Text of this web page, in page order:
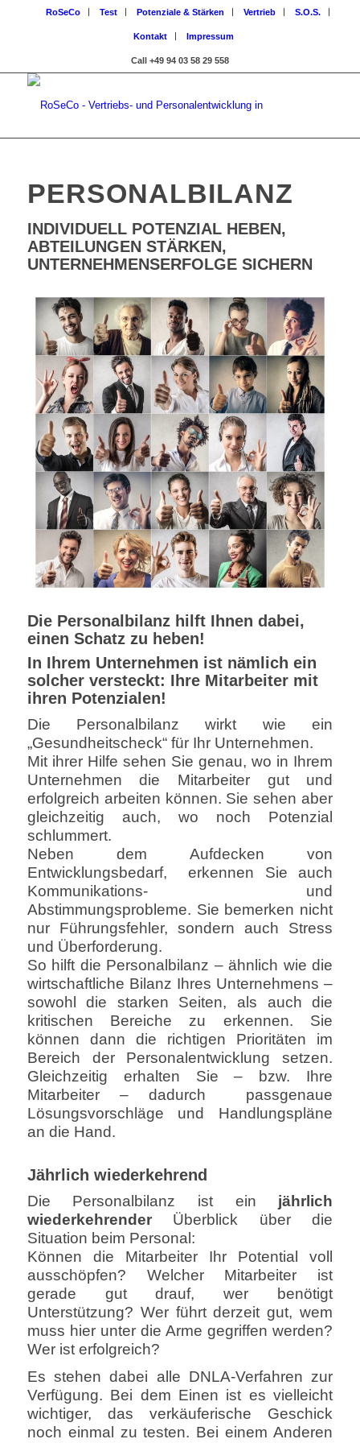
RoSeCo Test Potenziale & Stärken Vertrieb S.O.S.
Kontakt Impressum
Call +49 94 03 58 29 558
PERSONALBILANZ
INDIVIDUELL POTENZIAL HEBEN,
ABTEILUNGEN STÄRKEN,
UNTERNEHMENSERFOLGE SICHERN
Die Personalbilanz hilft Ihnen dabei,
einen Schatz zu heben!
In Ihrem Unternehmen ist nämlich ein
solcher versteckt: Ihre Mitarbeiter mit
ihren Potenzialen!
Die Personalbilanz wirkt wie ein
„Gesundheitscheck“ für Ihr Unternehmen.
Mit ihrer Hilfe sehen Sie genau, wo in Ihrem
Unternehmen die Mitarbeiter gut und
erfolgreich arbeiten können. Sie sehen aber
gleichzeitig auch, wo noch Potenzial
schlummert.
Neben dem Aufdecken von
Entwicklungsbedarf, erkennen Sie auch
Kommunikations- und
Abstimmungsprobleme. Sie bemerken nicht
nur Führungsfehler, sondern auch Stress
und Überforderung.
So hilft die Personalbilanz – ähnlich wie die
wirtschaftliche Bilanz Ihres Unternehmens –
sowohl die starken Seiten, als auch die
kritischen Bereiche zu erkennen. Sie
können dann die richtigen Prioritäten im
Bereich der Personalentwicklung setzen.
Gleichzeitig erhalten Sie – bzw. Ihre
Mitarbeiter – dadurch passgenaue
Lösungsvorschläge und Handlungspläne
an die Hand.
Jährlich wiederkehrend
Die Personalbilanz ist ein jährlich
wiederkehrenderÜberblick über die
Situation beim Personal:
Können die Mitarbeiter Ihr Potential voll
ausschöpfen? Welcher Mitarbeiter ist
gerade gut drauf, wer benötigt
Unterstützung? Wer führt derzeit gut, wem
muss hier unter die Arme gegriffen werden?
Wer ist erfolgreich?
Es stehen dabei alle DNLA-Verfahren zur
Verfügung. Bei dem Einen ist es vielleicht
wichtiger, das verkäuferische Geschick
noch einmal zu testen. Bei einem Anderen